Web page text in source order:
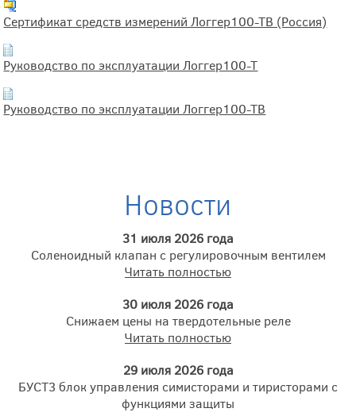
Сертификат средств измерений Логгер100-ТВ (Россия)
Руководство по эксплуатации Логгер100-Т
Руководство по эксплуатации Логгер100-ТВ
Новости
31 июля 2026 года
Соленоидный клапан с регулировочным вентилем
Читать полностью
30 июля 2026 года
Снижаем цены на твердотельные реле
Читать полностью
29 июля 2026 года
БУСТ3 блок управления симисторами и тиристорами с
функциями защиты